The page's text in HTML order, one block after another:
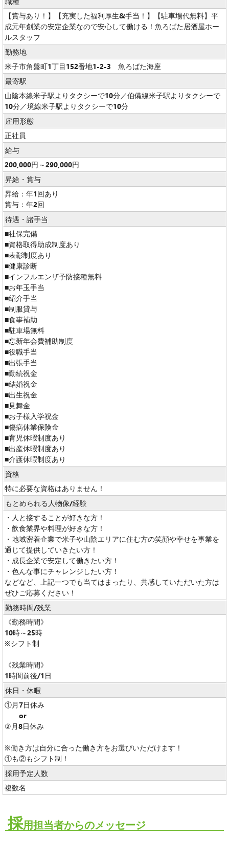
【賞与あり！】【充実した福利厚生&手当！】【駐車場代無料】平
成元年創業の安定企業なので安心して働ける！魚ろばた居酒屋ホー
ルスタッフ
勤務地
米子市角盤町1丁目152番地1-2-3 魚ろばた海座
最寄駅
山陰本線米子駅よりタクシーで10分／伯備線米子駅よりタクシーで
10分／境線米子駅よりタクシーで10分
雇用形態
正社員
給与
200,000円～290,000円
昇給・賞与
昇給：年1回あり
賞与：年2回
待遇・諸手当
■社保完備
■資格取得助成制度あり
■表彰制度あり
■健康診断
■インフルエンザ予防接種無料
■お年玉手当
■紹介手当
■制服貸与
■食事補助
■駐車場無料
■忘新年会費補助制度
■役職手当
■出張手当
■勤続祝金
■結婚祝金
■出生祝金
■見舞金
■お子様入学祝金
■傷病休業保険金
■育児休暇制度あり
■出産休暇制度あり
■介護休暇制度あり
資格
特に必要な資格はありません！
もとめられる人物像/経験
・人と接することが好きな方！
・飲食業界や料理が好きな方！
・地域密着企業で米子や山陰エリアに住む方の笑顔や幸せを事業を
通じて提供していきたい方！
・成長企業で安定して働きたい方！
・色んな事にチャレンジしたい方！
などなど、上記一つでも当てはまったり、共感していただいた方は
ぜひご応募ください！
勤務時間/残業
《勤務時間》
10時～25時
※シフト制
《残業時間》
1時間前後/1日
休日・休暇
①月7日休み
or
②月8日休み
※働き方は自分に合った働き方をお選びいただけます！
①も②もシフト制！
採用予定人数
複数名
採用担当者からのメッセージ